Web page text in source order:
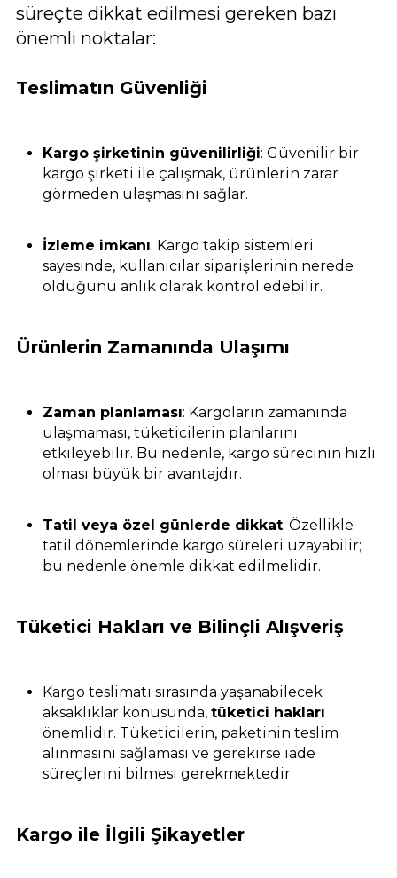
süreçte dikkat edilmesi gereken bazı
önemli noktalar:
Teslimatın Güvenliği
Kargo şirketinin güvenilirliği: Güvenilir bir
kargo şirketi ile çalışmak, ürünlerin zarar
görmeden ulaşmasını sağlar.
İzleme imkanı: Kargo takip sistemleri
sayesinde, kullanıcılar siparişlerinin nerede
olduğunu anlık olarak kontrol edebilir.
Ürünlerin Zamanında Ulaşımı
Zaman planlaması: Kargoların zamanında
ulaşmaması, tüketicilerin planlarını
etkileyebilir. Bu nedenle, kargo sürecinin hızlı
olması büyük bir avantajdır.
Tatil veya özel günlerde dikkat: Özellikle
tatil dönemlerinde kargo süreleri uzayabilir;
bu nedenle önemle dikkat edilmelidir.
Tüketici Hakları ve Bilinçli Alışveriş
Kargo teslimatı sırasında yaşanabilecek
aksaklıklar konusunda,tüketici hakları
önemlidir. Tüketicilerin, paketinin teslim
alınmasını sağlaması ve gerekirse iade
süreçlerini bilmesi gerekmektedir.
Kargo ile İlgili Şikayetler